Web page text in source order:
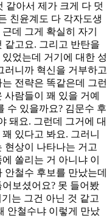
같아서 제가 크게 다 덧
친윤계도 다 각자도생
데 그게 확실히 자기
같고요. 그리고 반탄을
었는데 거기에 대한 성
러니까 혁신을 거부하고
전략은 똑같은데 그런
람들이 꽤 있을 거예
수 있을까요? 김문수 후
돼요. 그런데 그거에 대
있다고 봐요. 그러니
현상이 나타나는 거고
쏠리는 거 아니냐 이
철수 후보를 만났는데
보셨어요? 못 들어봤
는 그건 아닌 것 같고
안철수냐 이렇게 만났